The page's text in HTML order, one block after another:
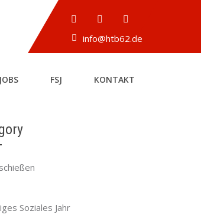
info@htb62.de
JOBS FSJ KONTAKT
Soziales Jahr